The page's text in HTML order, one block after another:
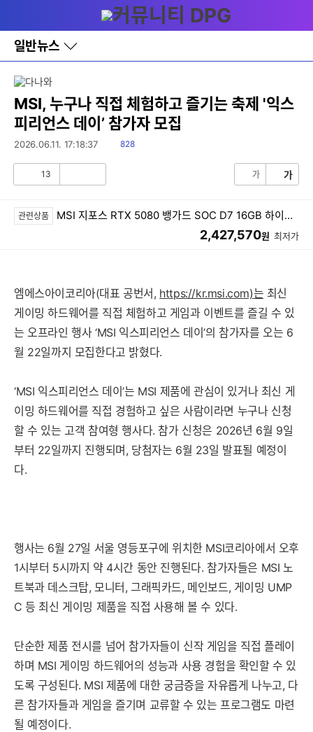
와
홈
일반뉴스
바
로
레
이
어
토
MSI, 누구나 직접 체험하고 즐기는 축제 '익스
피리언스 데이’ 참가자 모집
2026.06.11. 17:18:37
읽
828
13 가 가
관련상품 MSI 지포스 RTX 5080 뱅가드 SOC D7 16GB 하이퍼프로져
2,427,570원 최저가
엠에스아이코리아(대표 공번서, https://kr.msi.com)는 최신
게이밍 하드웨어를 직접 체험하고 게임과 이벤트를 즐길 수 있
는 오프라인 행사 ‘MSI 익스피리언스 데이’의 참가자를 오는 6
월 22일까지 모집한다고 밝혔다.
‘MSI 익스피리언스 데이’는 MSI 제품에 관심이 있거나 최신 게
이밍 하드웨어를 직접 경험하고 싶은 사람이라면 누구나 신청
할 수 있는 고객 참여형 행사다. 참가 신청은 2026년 6월 9일
부터 22일까지 진행되며, 당첨자는 6월 23일 발표될 예정이
다.
행사는 6월 27일 서울 영등포구에 위치한 MSI코리아에서 오후
1시부터 5시까지 약 4시간 동안 진행된다. 참가자들은 MSI 노
트북과 데스크탑, 모니터, 그래픽카드, 메인보드, 게이밍 UMP
C 등 최신 게이밍 제품을 직접 사용해 볼 수 있다.
단순한 제품 전시를 넘어 참가자들이 신작 게임을 직접 플레이
하며 MSI 게이밍 하드웨어의 성능과 사용 경험을 확인할 수 있
도록 구성된다. MSI 제품에 대한 궁금증을 자유롭게 나누고, 다
른 참가자들과 게임을 즐기며 교류할 수 있는 프로그램도 마련
될 예정이다.